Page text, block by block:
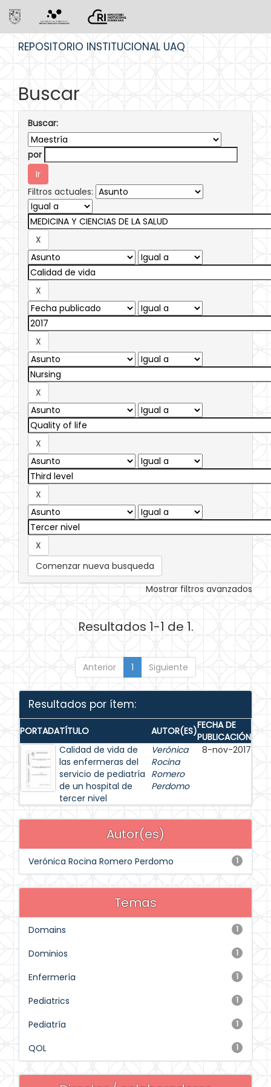
REPOSITORIO INSTITUCIONAL UAQ
Buscar
Buscar:
por
Filtros actuales:
Comenzar nueva busqueda
Mostrar filtros avanzados
Resultados 1-1 de 1.
Anterior 1 Siguiente
Resultados por ítem:
PORTADATÍTULO AUTOR(ES)FECHA DE
PUBLICACIÓN
Calidad de vida de
las enfermeras del
servicio de pediatría
de un hospital de
tercer nivel
Verónica
Rocina
Romero
Perdomo
8-nov-2017
Autor(es)
1
Verónica Rocina Romero Perdomo
Temas
1
Domains
1
Dominios
1
Enfermería
1
Pediatrics
1
Pediatría
1
QOL